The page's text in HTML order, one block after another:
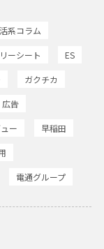
系コラム
ーシート ES
ガクチカ
広告
ー 早稲田
電通グループ